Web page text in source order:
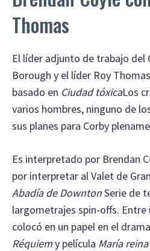
Thomas
El líder adjunto de trabajo del
Borough y el líder Roy
basado en Ciudad tóxicaLos
varios hombres, ninguno de
sus planes para Corby
Es interpretado por Brendan
por interpretar al Valet de
Abadía de DowntonSerie de
largometrajes spin-offs.
colocó en un papel en el
Réquiemy película María